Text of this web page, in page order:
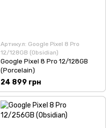
Артикул: Google Pixel 8 Pro
12/128GB (Obsidian)
Google Pixel 8 Pro 12/128GB
(Porcelain)
24 899 грн